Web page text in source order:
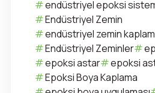
endüstriyel epoksi
Endüstriyel Zemin
endüstriyel zemin
Endüstriyel Zeminler
epoksi astar
epoksi
Epoksi Boya Kaplama